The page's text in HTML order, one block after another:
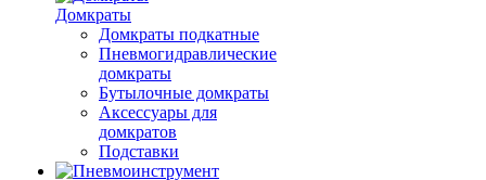
Домкраты
Домкраты подкатные
Пневмогидравлические
домкраты
Бутылочные домкраты
Аксессуары для
домкратов
Подставки